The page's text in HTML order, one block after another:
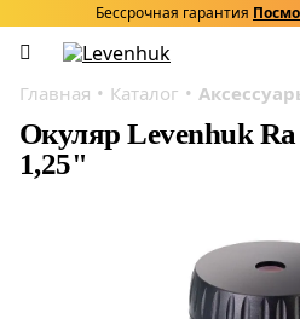
Бессрочная гарантия
Главная Каталог
Окуляр Levenhuk
1,25"